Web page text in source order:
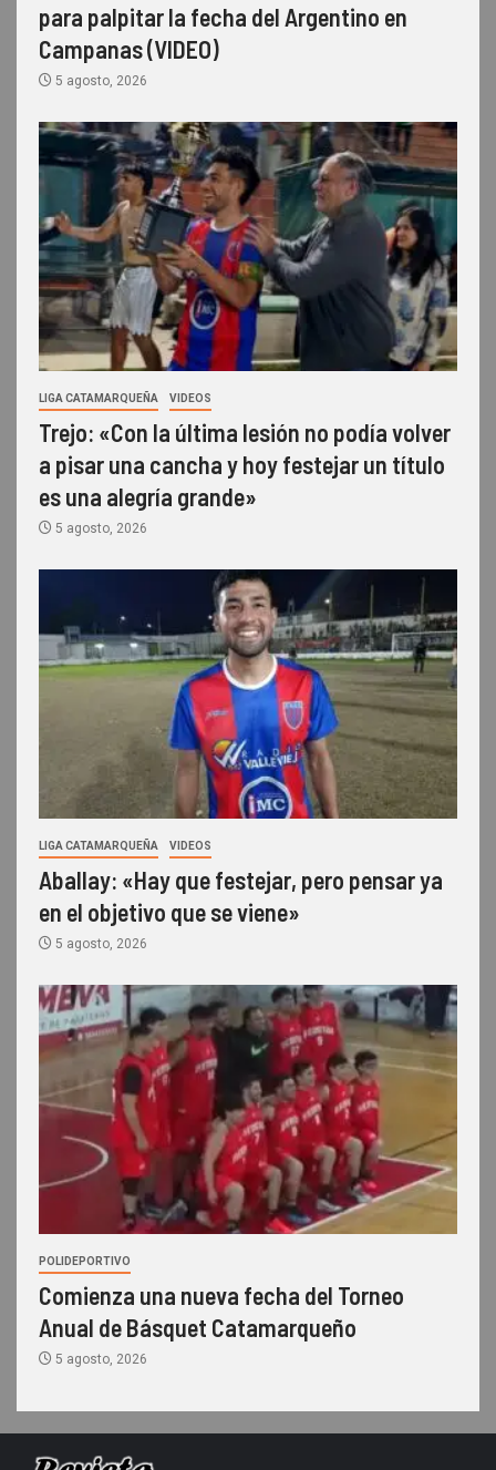
para palpitar la fecha del Argentino en
Campanas (VIDEO)
5 agosto, 2026
LIGA CATAMARQUEÑA VIDEOS
Trejo: «Con la última lesión no podía volver
a pisar una cancha y hoy festejar un título
es una alegría grande»
5 agosto, 2026
LIGA CATAMARQUEÑA VIDEOS
Aballay: «Hay que festejar, pero pensar ya
en el objetivo que se viene»
5 agosto, 2026
POLIDEPORTIVO
Comienza una nueva fecha del Torneo
Anual de Básquet Catamarqueño
5 agosto, 2026